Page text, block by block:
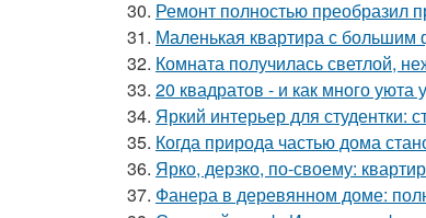
30. Ремонт полностью преобразил
31. Маленькая квартира с большим
32. Комната получилась светлой,
33. 20 квадратов - и как много уюта
34. Яркий интерьер для студентки:
35. Когда природа частью дома
36. Ярко, дерзко, по-своему:
37. Фанера в деревянном доме: